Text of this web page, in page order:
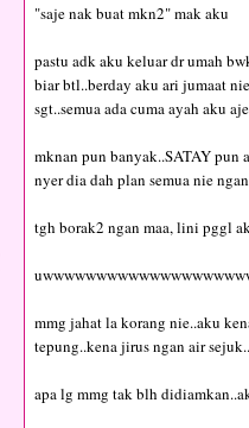
"saje nak buat mkn2" mak aku
pastu adk aku keluar dr umah
biar btl..berday aku ari jumaat
sgt..semua ada cuma ayah aku
mknan pun banyak..SATAY pun
nyer dia dah plan semua nie
tgh borak2 ngan maa, lini pggl
mmg jahat la korang nie..aku
tepung..kena jirus ngan air
apa lg mmg tak blh